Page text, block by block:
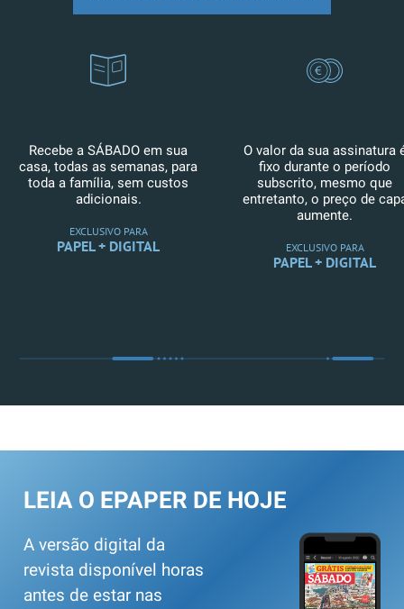
Recebe a SÁBADO em sua
casa, todas as semanas, para
toda a família, sem custos
adicionais.
EXCLUSIVO PARA
PAPEL + DIGITAL
O valor da sua assinatura
fixo durante o período
subscrito, mesmo que
entretanto, o preço de
aumente.
EXCLUSIVO PARA
PAPEL + DIGITAL
LEIA O EPAPER DE HOJE
A versão digital da
revista disponível horas
antes de estar nas